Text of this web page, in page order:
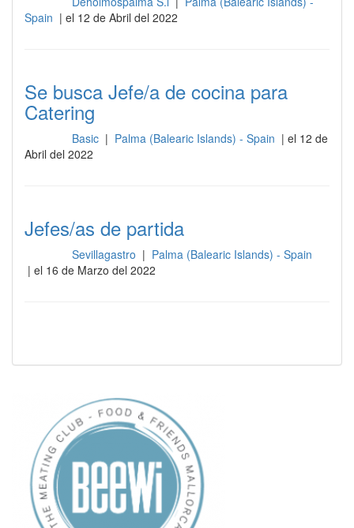
Spain | el 12 de Abril del 2022
Se busca Jefe/a de cocina para
Catering
Basic | Palma (Balearic Islands) - Spain | el 12 de
Abril del 2022
Jefes/as de partida
Sevillagastro | Palma (Balearic Islands) - Spain
| el 16 de Marzo del 2022